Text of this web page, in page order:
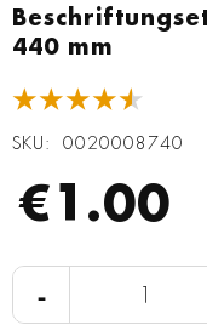
440 mm
★★★★★
SKU 0020008740
€1.00
-
der
Bildgalerie
springen